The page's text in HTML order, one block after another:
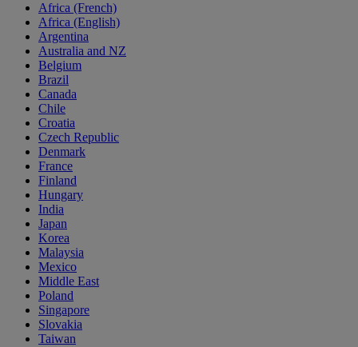
Africa (French)
Africa (English)
Argentina
Australia and NZ
Belgium
Brazil
Canada
Chile
Croatia
Czech Republic
Denmark
France
Finland
Hungary
India
Japan
Korea
Malaysia
Mexico
Middle East
Poland
Singapore
Slovakia
Taiwan